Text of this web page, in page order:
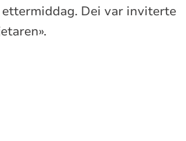
Dei var inviterte